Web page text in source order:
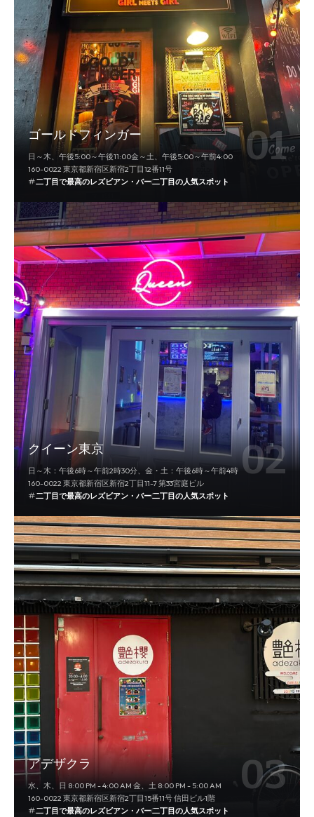
ゴールドフィンガー
日～木、午後5:00～午後11:00金～土、午後5:00～午前4:00
160-0022 東京都新宿区新宿2丁目12番11号
二丁目で最高のレズビアン・バー二丁目の人気スポット
クイーン東京
日～木：午後6時～午前2時30分、金・土：午後6時～午前4時
160-0022 東京都新宿区新宿2丁目11-7 第33宮庭ビル
二丁目で最高のレズビアン・バー二丁目の人気スポット
アデザクラ
水、木、日 8:00 PM - 4:00 AM 金、土 8:00 PM - 5:00 AM
160-0022 東京都新宿区新宿2丁目15番11号 信田ビル1階
二丁目で最高のレズビアン・バー二丁目の人気スポット